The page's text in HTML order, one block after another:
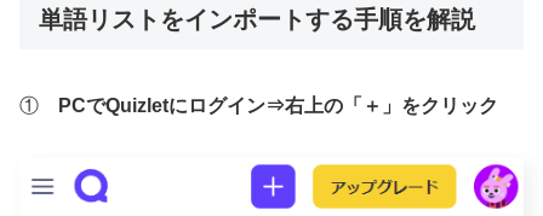
単語リストをインポートする手順を解説
① PCでQuizletにログイン⇒右上の「＋」をクリック